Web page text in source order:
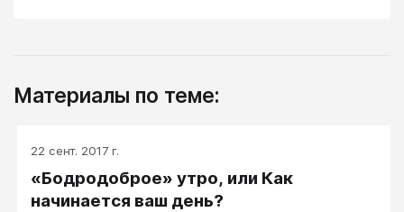
Материалы по теме:
22 сент. 2017 г.
«Бодродоброе» утро, или Как
начинается ваш день?